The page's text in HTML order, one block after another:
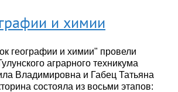
и химии
географии и химии" провели
аграрного техникума
Владимировна и Габец Татьяна
состояла из восьми этапов: